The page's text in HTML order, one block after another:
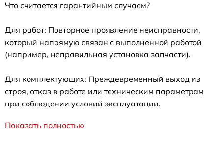
Что считается гарантийным случаем?
Для работ: Повторное проявление неисправности,
который напрямую связан с выполненной работой
(например, неправильная установка запчасти).
Для комплектующих: Преждевременный выход из
строя, отказ в работе или техническим параметрам
при соблюдении условий эксплуатации.
Показать полностью